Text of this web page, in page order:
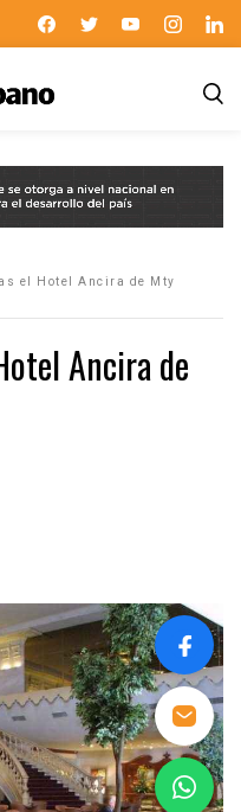
el Hotel Ancira de Mty
Ancira de